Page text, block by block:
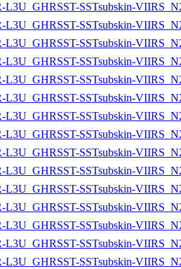
L3U_GHRSST-SSTsubskin-
L3U_GHRSST-SSTsubskin-
L3U_GHRSST-SSTsubskin-
L3U_GHRSST-SSTsubskin-
L3U_GHRSST-SSTsubskin-
L3U_GHRSST-SSTsubskin-
L3U_GHRSST-SSTsubskin-
L3U_GHRSST-SSTsubskin-
L3U_GHRSST-SSTsubskin-
L3U_GHRSST-SSTsubskin-
L3U_GHRSST-SSTsubskin-
L3U_GHRSST-SSTsubskin-
L3U_GHRSST-SSTsubskin-
L3U_GHRSST-SSTsubskin-
L3U_GHRSST-SSTsubskin-